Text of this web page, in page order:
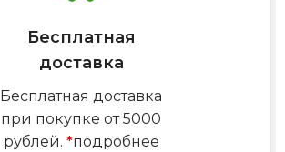
Бесплатная
доставка
Бесплатная доставка
при покупке от 5000
рублей. *подробнее